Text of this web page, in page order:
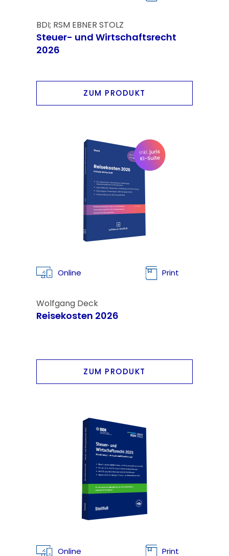
BDI; RSM EBNER STOLZ
Steuer- und Wirtschaftsrecht
2026
ZUM PRODUKT
Online Print
Wolfgang Deck
Reisekosten 2026
ZUM PRODUKT
Online Print